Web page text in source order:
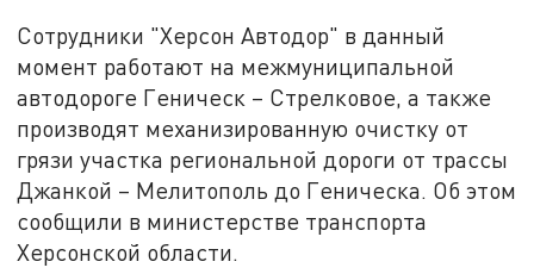
Сотрудники "Херсон Автодор" в данный
момент работают на межмуниципальной
автодороге Геническ – Стрелковое, а также
производят механизированную очистку от
грязи участка региональной дороги от трассы
Джанкой – Мелитополь до Геническа. Об этом
сообщили в министерстве транспорта
Херсонской области.